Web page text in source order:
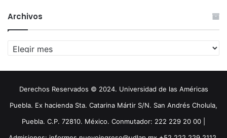
Archivos
Archivos
Derechos Reservados © 2024. Universidad de las Américas
Puebla. Ex hacienda Sta. Catarina Mártir S/N. San Andrés Cholula,
Puebla. C.P. 72810. México. Conmutador: 222 229 20 00 |